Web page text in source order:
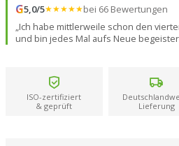
G5,0/5★★★★★bei 66 Bewertungen
„Ich habe mittlerweile schon den
und bin jedes Mal aufs Neue
Handwerk perfekt und hat die
präzise abgestellt. Pünktlichkeit top, Preis-Leistungs-Verhältnis
unschlagbar. Besser geht es wirklich
Thomas H.
ISO-zertifiziert
& geprüft
Lieferung